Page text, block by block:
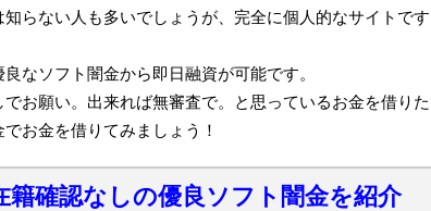
らない人も多いでしょうが、完全に個人的なサイトです
なソフト闇金から即日融資が可能です。
お願い。出来れば無審査で。と思っているお金を借りた
お金を借りてみましょう！
籍確認なしの優良ソフト闇金を紹介